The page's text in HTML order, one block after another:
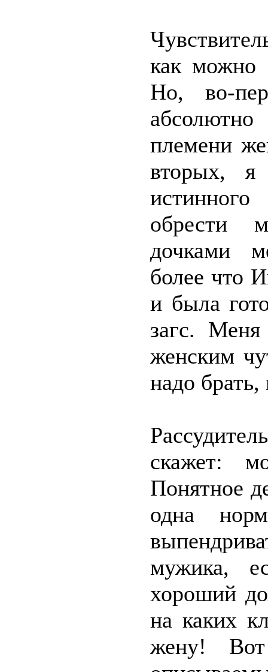
как можно
Но, во-
племени
вторых,
обрести
дочками
более что
и была
загс.
женским
надо
скажет:
Понятное
одна
мужика,
хороший
на каких
жену!